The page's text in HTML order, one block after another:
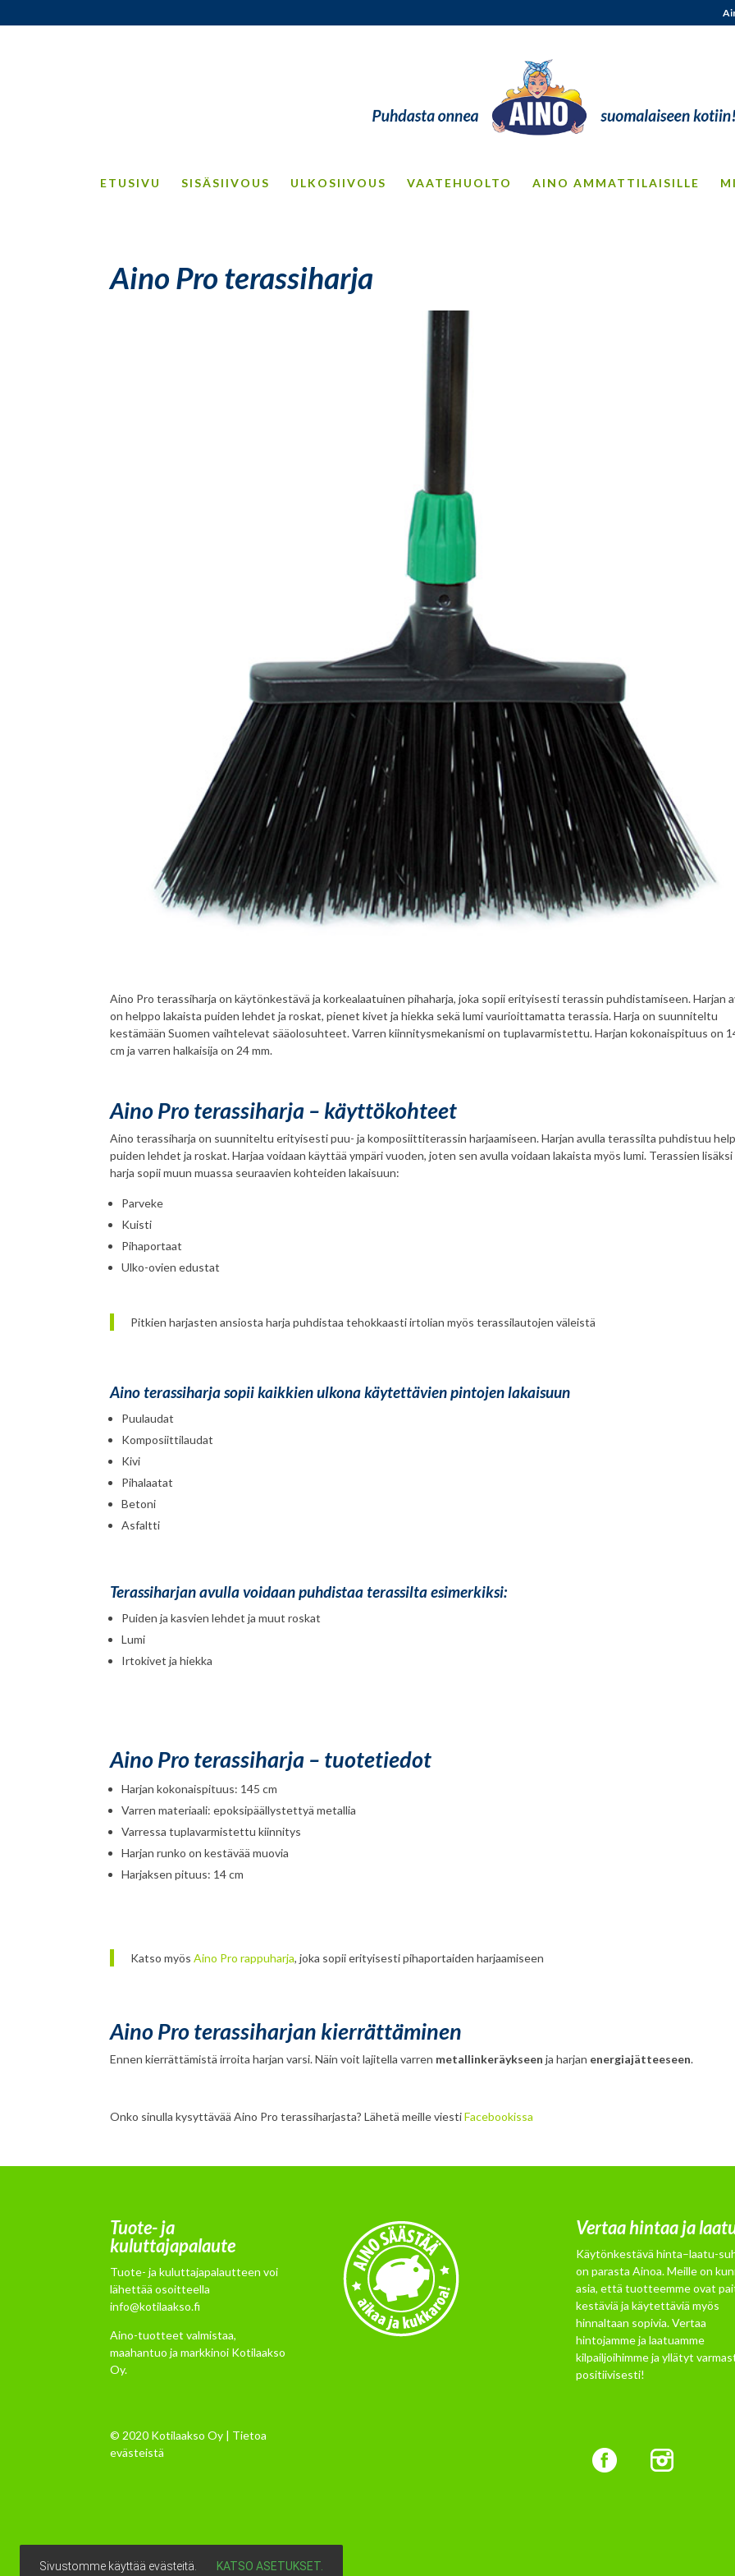
ETUSIVU SISÄSIIVOUS ULKOSIIVOUS VAATEHUOLTO AINO AMMATTILAISILLE
Aino Pro terassiharja
Aino Pro terassiharja on käytönkestävä ja korkealaatuinen pihaharja, joka sopii erityisesti terassin puhdistamiseen. Harjan
on helppo lakaista puiden lehdet ja roskat, pienet kivet ja hiekka sekä lumi vaurioittamatta terassia. Harja on suunniteltu
kestämään Suomen vaihtelevat sääolosuhteet. Varren kiinnitysmekanismi on tuplavarmistettu. Harjan kokonaispituus on
cm ja varren halkaisija on 24 mm.
Aino Pro terassiharja – käyttökohteet
Aino terassiharja on suunniteltu erityisesti puu- ja komposiittiterassin harjaamiseen. Harjan avulla terassilta puhdistuu
puiden lehdet ja roskat. Harjaa voidaan käyttää ympäri vuoden, joten sen avulla voidaan lakaista myös lumi. Terassien lisäksi
harja sopii muun muassa seuraavien kohteiden lakaisuun:
Parveke
Kuisti
Pihaportaat
Ulko-ovien edustat
Pitkien harjasten ansiosta harja puhdistaa tehokkaasti irtolian myös terassilautojen väleistä
Aino terassiharja sopii kaikkien ulkona käytettävien pintojen lakaisuun
Puulaudat
Komposiittilaudat
Kivi
Pihalaatat
Betoni
Asfaltti
Terassiharjan avulla voidaan puhdistaa terassilta esimerkiksi:
Puiden ja kasvien lehdet ja muut roskat
Lumi
Irtokivet ja hiekka
Aino Pro terassiharja – tuotetiedot
Harjan kokonaispituus: 145 cm
Varren materiaali: epoksipäällystettyä metallia
Varressa tuplavarmistettu kiinnitys
Harjan runko on kestävää muovia
Harjaksen pituus: 14 cm
Katso myösAino Pro rappuharja, joka sopii erityisesti pihaportaiden harjaamiseen
Aino Pro terassiharjan kierrättäminen
Ennen kierrättämistä irroita harjan varsi. Näin voit lajitella varren metallinkeräykseen ja harjan energiajätteeseen.
Onko sinulla kysyttävää Aino Pro terassiharjasta? Lähetä meille viestiFacebookissa
Tuote- ja
kuluttajapalaute
Tuote- ja kuluttajapalautteen voi
lähettää osoitteella
info@kotilaakso.fi
Aino-tuotteet valmistaa,
maahantuo ja markkinoi Kotilaakso
Oy.
© 2020 Kotilaakso Oy | Tietoa
evästeistä
Vertaa hintaa ja
Käytönkestävä hinta–laatu-
on parasta Ainoa. Meille on
asia, että tuotteemme ovat
kestäviä ja käytettäviä myös
hinnaltaan sopivia. Vertaa
hintojamme ja laatuamme
kilpailjoihimme ja yllätyt
positiivisesti!
Sivustomme käyttää evästeitä. KATSO ASETUKSET.